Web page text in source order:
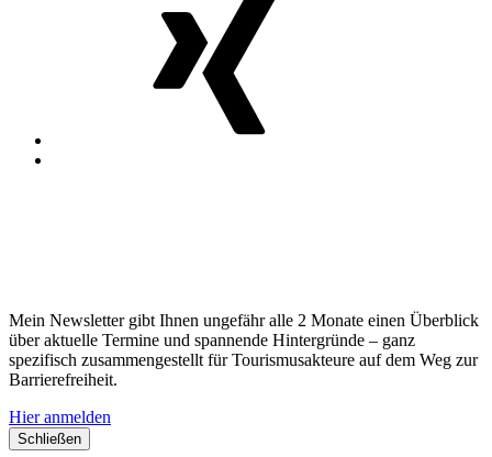
Mein Newsletter gibt Ihnen ungefähr alle 2 Monate einen Überblick
über aktuelle Termine und spannende Hintergründe – ganz
spezifisch zusammengestellt für Tourismusakteure auf dem Weg zur
Barrierefreiheit.
Hier anmelden
Schließen